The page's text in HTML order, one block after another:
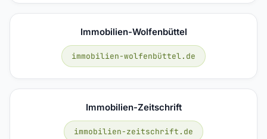
Immobilien-Wolfenbüttel
immobilien-wolfenbüttel.de
Immobilien-Zeitschrift
immobilien-zeitschrift.de